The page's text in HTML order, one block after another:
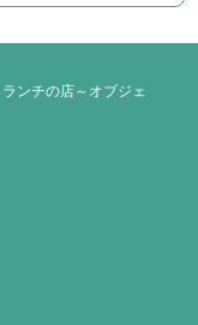
ンチの店～オブジェ